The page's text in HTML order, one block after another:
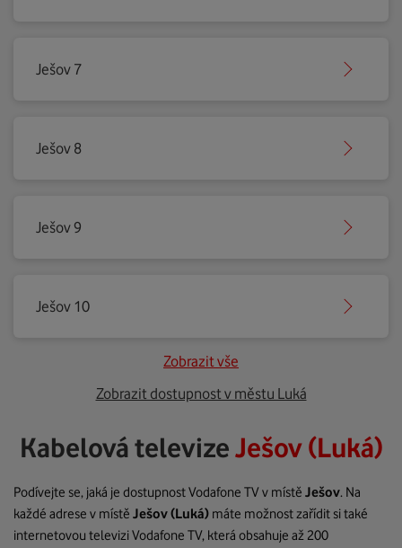
Ješov 7
Ješov 8
Ješov 9
Ješov 10
Zobrazit vše
Zobrazit dostupnost v městu Luká
Kabelová televizeJešov (Luká)
Podívejte se, jaká je dostupnost Vodafone TV v místě Ješov. Na
každé adrese v místě Ješov(Luká) máte možnost zařídit si také
internetovou televizi Vodafone TV, která obsahuje až 200